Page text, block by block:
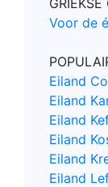
Voor de
Eiland
Eiland
Eiland
Eiland
Eiland
Eiland